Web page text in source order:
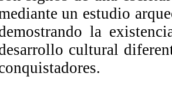
un estudio
la
cultural